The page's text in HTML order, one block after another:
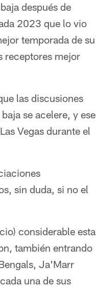
después de
2023 que lo vio
temporada de su
receptores mejor
las discusiones
se acelere, y ese
Vegas durante el
sin duda, si no el
considerable esta
también entrando
Ja'Marr
una de sus